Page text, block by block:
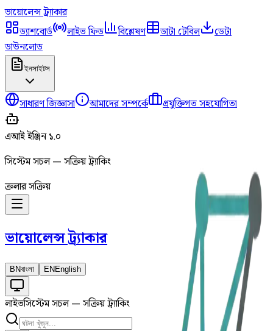
ভায়োলেন্সট্র্যাকার
ড্যাশবোর্ড
লাইভ ফিড বিশ্লেষণ ডাটা টেবিল
ডেটা
ডাউনলোড
ইনসাইটস
সাধারণ জিজ্ঞাসা আমাদের সম্পর্কে প্রযুক্তিগত সহযোগিতা
এআই ইঞ্জিন ১.০
সিস্টেম সচল — সক্রিয় ট্র্যাকিং
ক্রলার সক্রিয়
ভায়োলেন্সট্র্যাকার
BNবাংলা EN English
লাইভসিস্টেম সচল — সক্রিয় ট্র্যাকিং